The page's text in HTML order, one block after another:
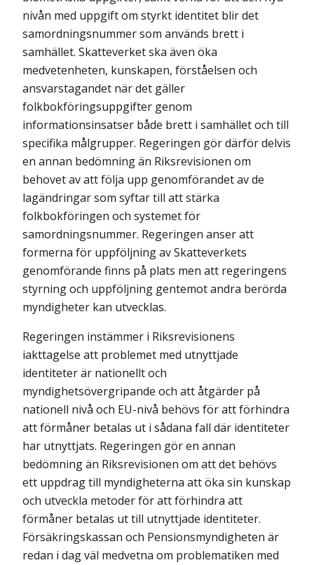
nivån med uppgift om styrkt identitet blir det
samordningsnummer som används brett i
samhället. Skatteverket ska även öka
medvetenheten, kunskapen, förståelsen och
ansvarstagandet när det gäller
folkbokföringsuppgifter genom
informationsinsatser både brett i samhället och till
specifika målgrupper. Regeringen gör därför delvis
en annan bedömning än Riksrevisionen om
behovet av att följa upp genomförandet av de
lagändringar som syftar till att stärka
folkbokföringen och systemet för
samordningsnummer. Regeringen anser att
formerna för uppföljning av Skatteverkets
genomförande finns på plats men att regeringens
styrning och uppföljning gentemot andra berörda
myndigheter kan utvecklas.
Regeringen instämmer i Riksrevisionens
iakttagelse att problemet med utnyttjade
identiteter är nationellt och
myndighetsövergripande och att åtgärder på
nationell nivå och EU-nivå behövs för att förhindra
att förmåner betalas ut i sådana fall där identiteter
har utnyttjats. Regeringen gör en annan
bedömning än Riksrevisionen om att det behövs
ett uppdrag till myndigheterna att öka sin kunskap
och utveckla metoder för att förhindra att
förmåner betalas ut till utnyttjade identiteter.
Försäkringskassan och Pensionsmyndigheten är
redan i dag väl medvetna om problematiken med